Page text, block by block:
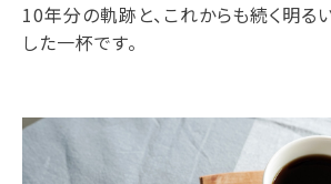
10年分の軌跡と、これからも続く明る
した一杯です。